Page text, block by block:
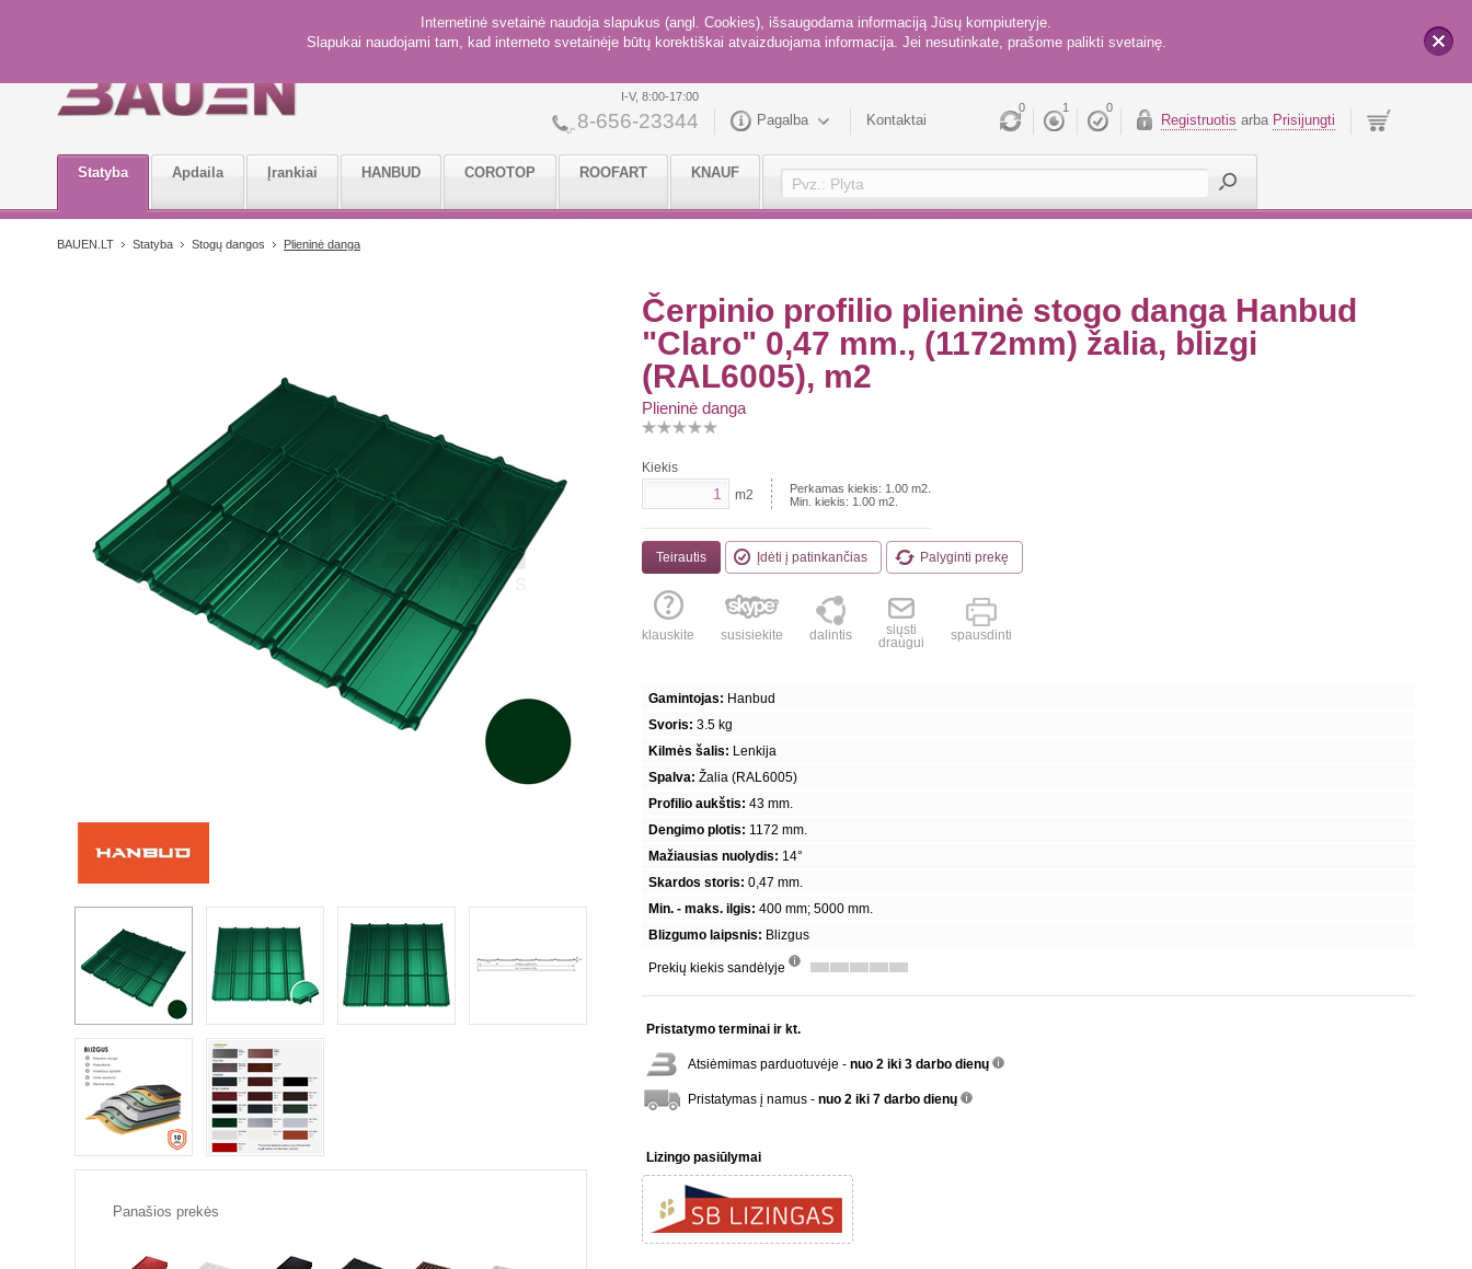
Internetinė svetainė naudoja slapukus (angl. Cookies), išsaugodama informaciją Jūsų kompiuteryje.
Slapukai naudojami tam, kad interneto svetainėje būtų korektiškai atvaizduojama informacija. Jei nesutinkate, prašome palikti svetainę.
0 1 0
Registruotis arba Prisijungti
I-V, 8:00-17:00
8-656-23344 Pagalba Kontaktai
Statyba Apdaila Įrankiai HANBUD COROTOP ROOFART KNAUF
BAUEN.LT Statyba Stogų dangos Plieninė danga
Čerpinio profilio plieninė stogo danga Hanbud
"Claro" 0,47 mm., (1172mm) žalia, blizgi
(RAL6005), m2
Plieninė danga
Kiekis
m2
Perkamas kiekis: 1.00 m2.
Min. kiekis: 1.00 m2.
Teirautis Įdėti į patinkančias Palyginti prekę
klauskite susisiekite dalintis
siųsti
draugui
spausdinti
Gamintojas: Hanbud
Svoris: 3.5 kg
Kilmės šalis: Lenkija
Spalva: Žalia (RAL6005)
Profilio aukštis: 43 mm.
Dengimo plotis: 1172 mm.
Mažiausias nuolydis: 14°
Skardos storis: 0,47 mm.
Min. - maks. ilgis: 400 mm; 5000 mm.
Blizgumo laipsnis: Blizgus
Prekių kiekis sandėlyje
Pristatymo terminai ir kt.
Atsiėmimas parduotuvėje - nuo 2 iki 3 darbo dienų
Pristatymas į namus - nuo 2 iki 7 darbo dienų
Lizingo pasiūlymai
Panašios prekės